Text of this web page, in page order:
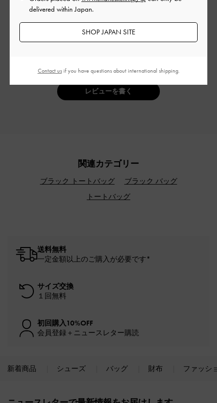
ご感想をお聞かせください
Let us know what you think
レビューを書く
関連カテゴリー
ブラック トートバッグ
ブラック バッグ
トートバッグ
送料無料
一定金額以上のご購入が必要です*
サイズ交換
１回無料
初回購入10%OFF
会員登録＋ニュースレター購読
新着商品 シューズ バッグ 財布 ファッシ
delivered within Japan.
SHOP JAPAN SITE
Contact usif you have questions about international shipping.